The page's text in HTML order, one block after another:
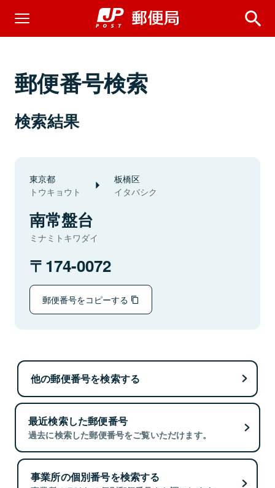
郵便番号検索
検索結果
東京都
トウキョウト
板橋区
イタバシク
南常盤台
ミナミトキワダイ
174-0072
郵便番号をコピーする
他の郵便番号を検索する
最近検索した郵便番号
過去に検索した郵便番号をご覧いただけます。
事業所の個別番号を検索する